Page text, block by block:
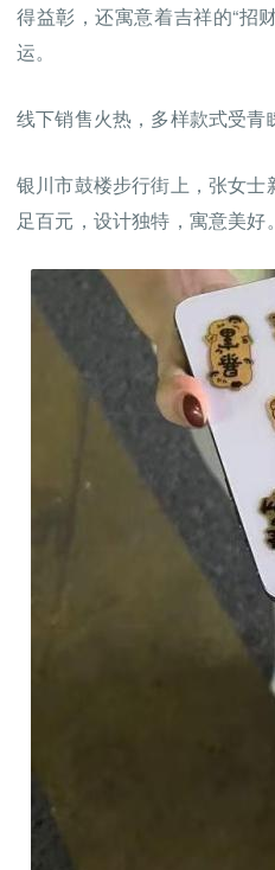
得益彰，还寓意着吉祥的“招
运。
线下销售火热，多样款式受青
银川市鼓楼步行街上，张女士
足百元，设计独特，寓意美好